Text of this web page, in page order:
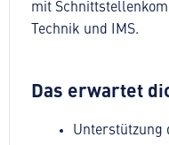
mit
Technik und IMS.
Das erwartet
Unterstützung